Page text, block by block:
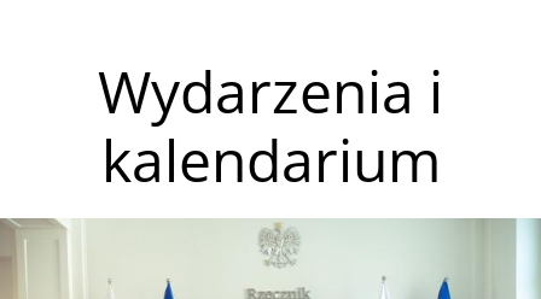
Wydarzenia i
kalendarium
Obraz